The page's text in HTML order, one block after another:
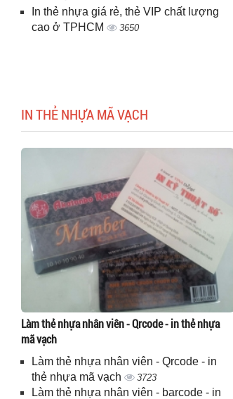
In thẻ nhựa giá rẻ, thẻ VIP chất lượng
cao ở TPHCM
3650
IN THẺ NHỰA MÃ VẠCH
Làm thẻ nhựa nhân viên - Qrcode - in thẻ nhựa
mã vạch
Làm thẻ nhựa nhân viên - Qrcode - in
thẻ nhựa mã vạch
3723
Làm thẻ nhựa nhân viên - barcode - in